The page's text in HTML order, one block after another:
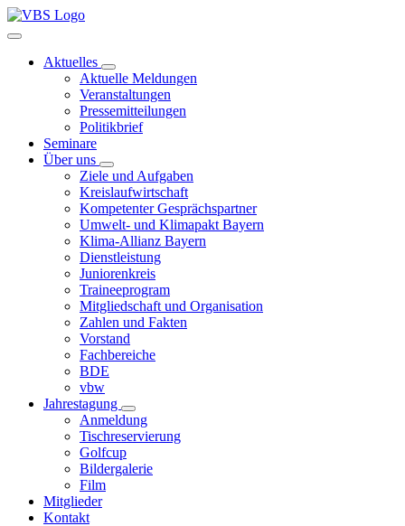
Aktuelles
Aktuelle Meldungen
Veranstaltungen
Pressemitteilungen
Politikbrief
Seminare
Über uns
Ziele und Aufgaben
Kreislaufwirtschaft
Kompetenter Gesprächspartner
Umwelt- und Klimapakt Bayern
Klima-Allianz Bayern
Dienstleistung
Juniorenkreis
Traineeprogram
Mitgliedschaft und Organisation
Zahlen und Fakten
Vorstand
Fachbereiche
BDE
vbw
Jahrestagung
Anmeldung
Tischreservierung
Golfcup
Bildergalerie
Film
Mitglieder
Kontakt